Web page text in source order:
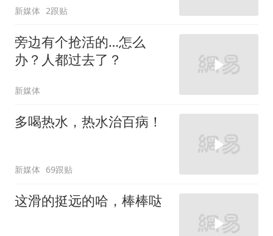
新媒体 2跟贴
旁边有个抢活的…怎么
办？人都过去了？
新媒体
多喝热水，热水治百病！
新媒体 69跟贴
这滑的挺远的哈，棒棒哒